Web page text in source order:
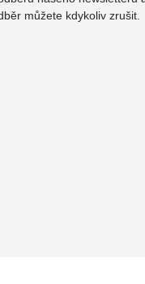
můžete kdykoliv zrušit.